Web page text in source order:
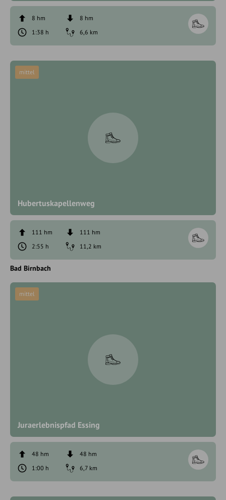
8 hm
8 hm
1:38 h
6,6 km
Hubertuskapellenweg
mittel
111 hm
111 hm
2:55 h
11,2 km
Bad Birnbach
Juraerlebnispfad Essing
mittel
48 hm
48 hm
1:00 h
6,7 km